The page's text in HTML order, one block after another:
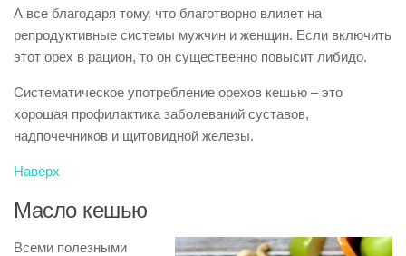
А все благодаря тому, что благотворно влияет на
репродуктивные системы мужчин и женщин. Если включить
этот орех в рацион, то он существенно повысит либидо.
Систематическое употребление орехов кешью – это
хорошая профилактика заболеваний суставов,
надпочечников и щитовидной железы.
Наверх
Масло кешью
Всеми полезными